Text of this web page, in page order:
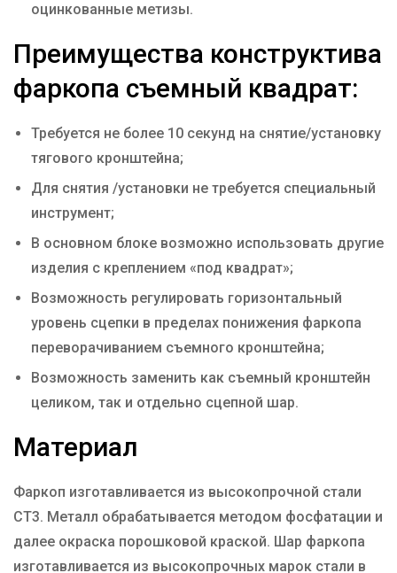
оцинкованные метизы.
Преимущества конструктива
фаркопа съемный квадрат:
Требуется не более 10 секунд на снятие/установку
тягового кронштейна;
Для снятия /установки не требуется специальный
инструмент;
В основном блоке возможно использовать другие
изделия с креплением «под квадрат»;
Возможность регулировать горизонтальный
уровень сцепки в пределах понижения фаркопа
переворачиванием съемного кронштейна;
Возможность заменить как съемный кронштейн
целиком, так и отдельно сцепной шар.
Материал
Фаркоп изготавливается из высокопрочной стали
СТ3. Металл обрабатывается методом фосфатации и
далее окраска порошковой краской. Шар фаркопа
изготавливается из высокопрочных марок стали в